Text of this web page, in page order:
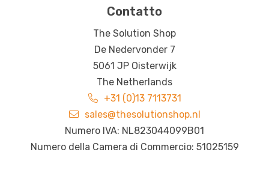
Contatto
The Solution Shop
De Nedervonder 7
5061 JP Oisterwijk
The Netherlands
+31 (0)13 7113731
sales@thesolutionshop.nl
Numero IVA: NL823044099B01
Numero della Camera di Commercio: 51025159